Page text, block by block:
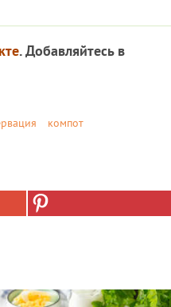
. Добавляйтесь в
компот